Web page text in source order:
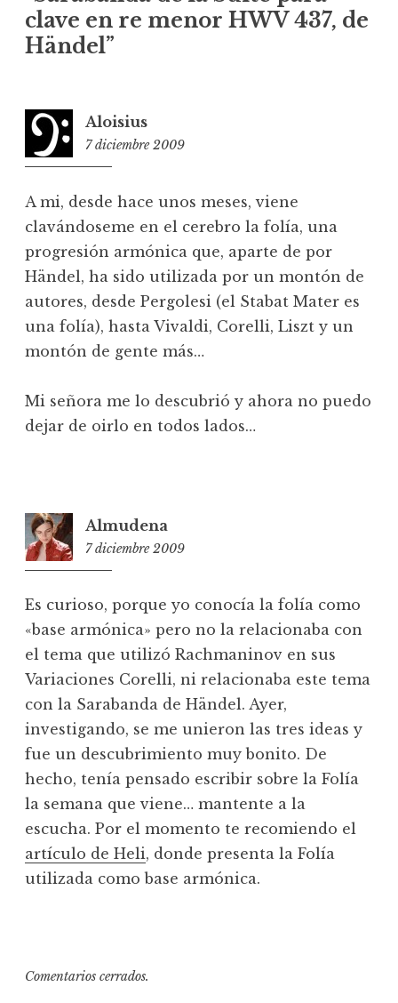
clave en re menor HWV 437, de
Händel”
Aloisius
7 diciembre 2009
A mi, desde hace unos meses, viene
clavándoseme en el cerebro la folía, una
progresión armónica que, aparte de por
Händel, ha sido utilizada por un montón de
autores, desde Pergolesi (el Stabat Mater es
una folía), hasta Vivaldi, Corelli, Liszt y un
montón de gente más…
Mi señora me lo descubrió y ahora no puedo
dejar de oirlo en todos lados…
Almudena
7 diciembre 2009
Es curioso, porque yo conocía la folía como
«base armónica» pero no la relacionaba con
el tema que utilizó Rachmaninov en sus
Variaciones Corelli, ni relacionaba este tema
con la Sarabanda de Händel. Ayer,
investigando, se me unieron las tres ideas y
fue un descubrimiento muy bonito. De
hecho, tenía pensado escribir sobre la Folía
la semana que viene… mantente a la
escucha. Por el momento te recomiendo el
artículo de Heli, donde presenta la Folía
utilizada como base armónica.
Comentarios cerrados.